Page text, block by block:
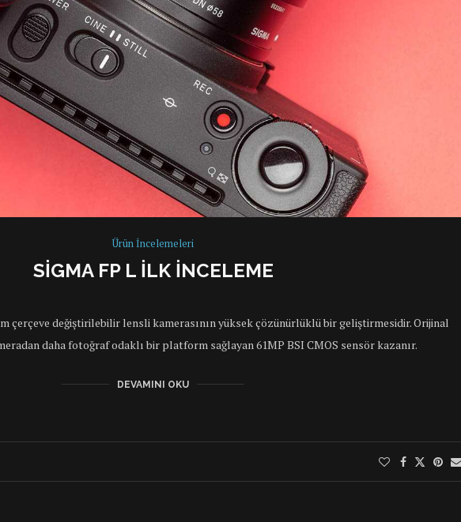
Ürün İncelemeleri
SIGMA FP L ILK INCELEME
çerçeve değiştirilebilir lensli kamerasının yüksek çözünürlüklü bir geliştirmesidir. Orijinal
daha fotoğraf odaklı bir platform sağlayan 61MP BSI CMOS sensör kazanır.
DEVAMINI OKU